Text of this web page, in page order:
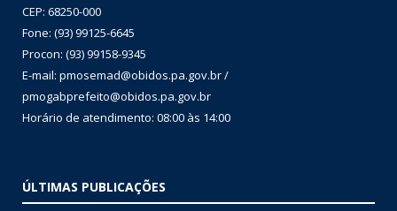
CEP: 68250-000
Fone: (93) 99125-6645
Procon: (93) 99158-9345
E-mail: pmosemad@obidos.pa.gov.br /
pmogabprefeito@obidos.pa.gov.br
Horário de atendimento: 08:00 às 14:00
ÚLTIMAS PUBLICAÇÕES